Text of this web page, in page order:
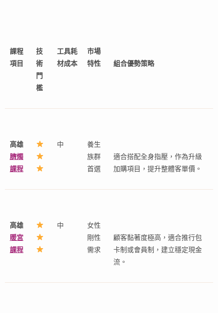
課程
項目
技
術
門
檻
工具耗
材成本
市場
特性
組合優勢策略
高雄
臍燭
課程
中
養生
族群
首選
適合搭配全身指壓，作為升級
加購項目，提升整體客單價。
高雄
暖宮
課程
中
女性
剛性
需求
顧客黏著度極高，適合推行包
卡制或會員制，建立穩定現金
流。